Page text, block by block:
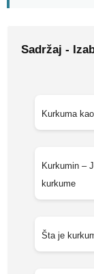
Sadržaj -
Kurkuma
Kurkumin –
kurkume
Šta je